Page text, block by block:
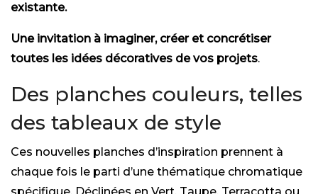
existante.
Une invitation à imaginer, créer et concrétiser
toutes les idées décoratives de vos projets.
Des planches couleurs, telles
des tableaux de style
Ces nouvelles planches d’inspiration prennent à
chaque fois le parti d’une thématique chromatique